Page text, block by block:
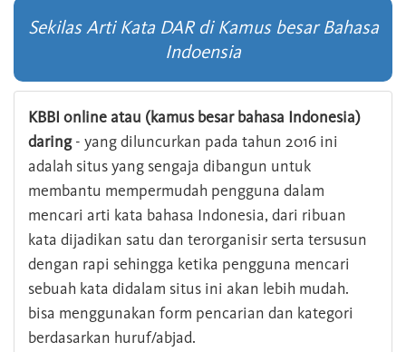
Sekilas Arti Kata DAR di Kamus besar Bahasa
Indoensia
KBBI online atau (kamus besar bahasa Indonesia)
daring- yang diluncurkan pada tahun 2016 ini
adalah situs yang sengaja dibangun untuk
membantu mempermudah pengguna dalam
mencari arti kata bahasa Indonesia, dari ribuan
kata dijadikan satu dan terorganisir serta tersusun
dengan rapi sehingga ketika pengguna mencari
sebuah kata didalam situs ini akan lebih mudah.
bisa menggunakan form pencarian dan kategori
berdasarkan huruf/abjad.